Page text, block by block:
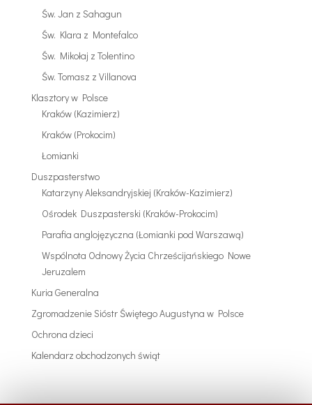
Św. Jan z Sahagun
Św. Klara z Montefalco
Św. Mikołaj z Tolentino
Św. Tomasz z Villanova
Klasztory w Polsce
Kraków (Kazimierz)
Kraków (Prokocim)
Łomianki
Duszpasterstwo
Katarzyny Aleksandryjskiej (Kraków-Kazimierz)
Ośrodek Duszpasterski (Kraków-Prokocim)
Parafia anglojęzyczna (Łomianki pod Warszawą)
Wspólnota Odnowy Życia Chrześcijańskiego Nowe
Jeruzalem
Kuria Generalna
Zgromadzenie Sióstr Świętego Augustyna w Polsce
Ochrona dzieci
Kalendarz obchodzonych świąt